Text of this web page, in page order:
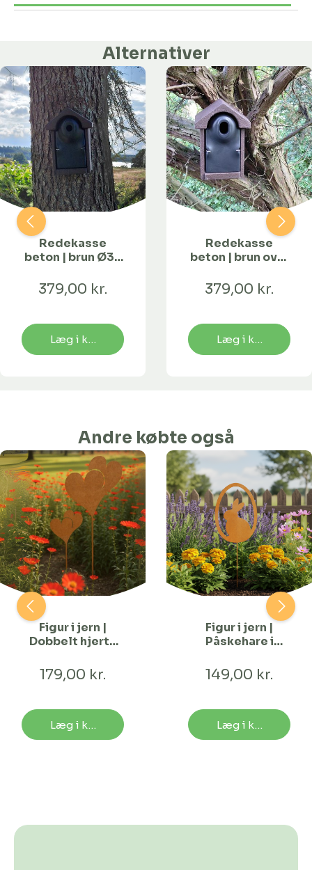
Alternativer
Redekasse
beton | brun Ø32
379,00 kr.
Læg i kurv
Redekasse
beton | brun oval
379,00 kr.
Læg i kurv
Andre købte også
Figur i jern |
Dobbelt hjerte
179,00 kr.
Læg i kurv
Figur i jern |
Påskehare i
149,00 kr.
Læg i kurv